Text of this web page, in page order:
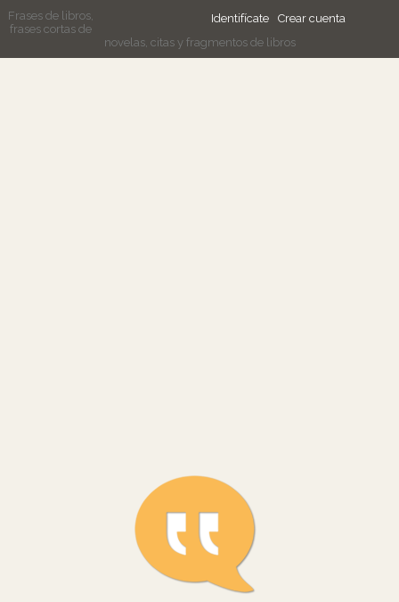
Identifícate Crear cuenta
Frases de libros,
frases cortas de
novelas, citas y fragmentos de libros